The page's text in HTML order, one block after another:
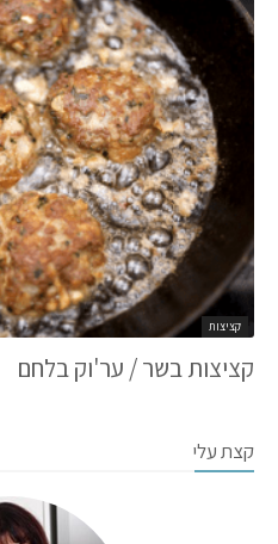
קציצות
קציצות בשר / ער'וק בלחם
קצת עלי